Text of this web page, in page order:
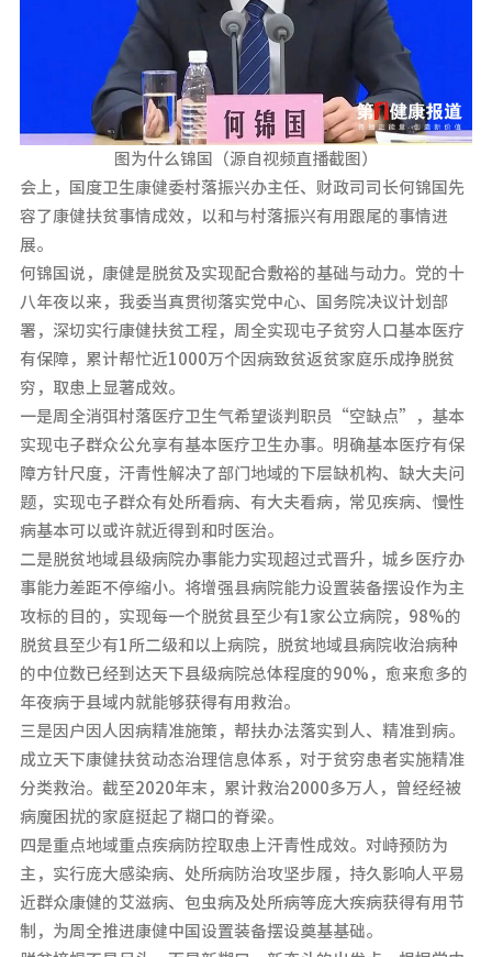
图为什么锦国（源自视频直播截图）
会上，国度卫生康健委村落振兴办主任、财政司司长何锦国先
容了康健扶贫事情成效，以和与村落振兴有用跟尾的事情进
展。
何锦国说，康健是脱贫及实现配合敷裕的基础与动力。党的十
八年夜以来，我委当真贯彻落实党中心、国务院决议计划部
署，深切实行康健扶贫工程，周全实现屯子贫穷人口基本医疗
有保障，累计帮忙近1000万个因病致贫返贫家庭乐成挣脱贫
穷，取患上显著成效。
一是周全消弭村落医疗卫生气希望谈判职员“空缺点”，基本
实现屯子群众公允享有基本医疗卫生办事。明确基本医疗有保
障方针尺度，汗青性解决了部门地域的下层缺机构、缺大夫问
题，实现屯子群众有处所看病、有大夫看病，常见疾病、慢性
病基本可以或许就近得到和时医治。
二是脱贫地域县级病院办事能力实现超过式晋升，城乡医疗办
事能力差距不停缩小。将增强县病院能力设置装备摆设作为主
攻标的目的，实现每一个脱贫县至少有1家公立病院，98%的
脱贫县至少有1所二级和以上病院，脱贫地域县病院收治病种
的中位数已经到达天下县级病院总体程度的90%，愈来愈多的
年夜病于县域内就能够获得有用救治。
三是因户因人因病精准施策，帮扶办法落实到人、精准到病。
成立天下康健扶贫动态治理信息体系，对于贫穷患者实施精准
分类救治。截至2020年末，累计救治2000多万人，曾经经被
病魔困扰的家庭挺起了糊口的脊梁。
四是重点地域重点疾病防控取患上汗青性成效。对峙预防为
主，实行庞大感染病、处所病防治攻坚步履，持久影响人平易
近群众康健的艾滋病、包虫病及处所病等庞大疾病获得有用节
制，为周全推进康健中国设置装备摆设奠基基础。